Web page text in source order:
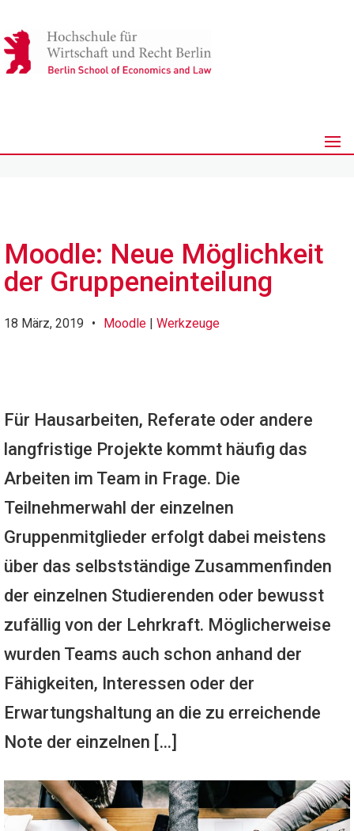
Moodle: Neue Möglichkeit
der Gruppeneinteilung
18 März, 2019 • Moodle | Werkzeuge
Für Hausarbeiten, Referate oder andere
langfristige Projekte kommt häufig das
Arbeiten im Team in Frage. Die
Teilnehmerwahl der einzelnen
Gruppenmitglieder erfolgt dabei meistens
über das selbstständige Zusammenfinden
der einzelnen Studierenden oder bewusst
zufällig von der Lehrkraft. Möglicherweise
wurden Teams auch schon anhand der
Fähigkeiten, Interessen oder der
Erwartungshaltung an die zu erreichende
Note der einzelnen […]